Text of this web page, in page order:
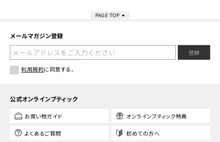
PAGE TOP
メールマガジン登録
登録
利用規約に同意する。
公式オンラインブティック
お買い物ガイド オンラインブティック特典
よくあるご質問 初めての方へ